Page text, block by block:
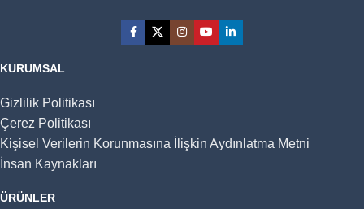
KURUMSAL
Gizlilik Politikası
Çerez Politikası
Kişisel Verilerin Korunmasına İlişkin Aydınlatma Metni
İnsan Kaynakları
ÜRÜNLER